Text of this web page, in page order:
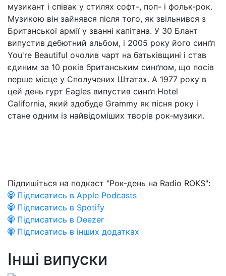
музикант і співак у стилях софт-, поп- і фольк-рок.
Музикою він зайнявся після того, як звільнився з
Британської армії у званні капітана. У 30 Блант
випустив дебютний альбом, і 2005 року його синґл
You're Beautiful очолив чарт на батьківщині і став
єдиним за 10 років британським синґлом, що посів
перше місце у Сполучених Штатах. А 1977 року в
цей день гурт Eagles випустив синґл Hotel
California, який здобуде Grammy як пісня року і
стане одним із найвідоміших творів рок-музики.
Підпишіться на подкаст "Рок-день на Radio ROKS":
Підписатись в Apple Podcasts
Підписатись в Spotify
Підписатись в Deezer
Підписатись в інших додатках
Інші випуски